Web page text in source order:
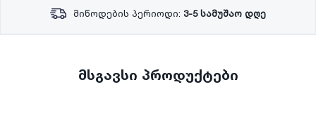
მიწოდების პერიოდი: 3-5 სამუშაო დღე
მსგავსი პროდუქტები